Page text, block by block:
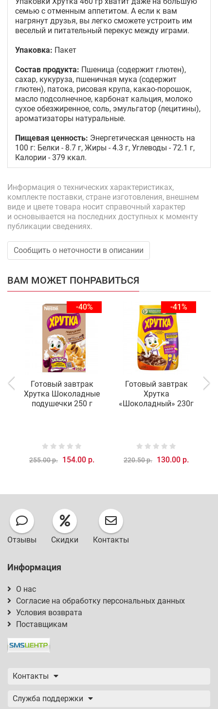
семью с отменным аппетитом. А если к вам
нагрянут друзья, вы легко сможете устроить им
веселый и питательный перекус между играми.
Упаковка: Пакет
Состав продукта: Пшеница (содержит глютен),
сахар, кукуруза, пшеничная мука (содержит
глютен), патока, рисовая крупа, какао-порошок,
масло подсолнечное, карбонат кальция, молоко
сухое обезжиренное, соль, эмульгатор (лецитины),
ароматизаторы натуральные.
Пищевая ценность: Энергетическая ценность на
100 г: Белки - 8.7 г, Жиры - 4.3 г, Углеводы - 72.1 г,
Калории - 379 ккал.
Информация о технических характеристиках,
комплекте поставки, стране изготовления, внешнем
виде и цвете товара носит справочный характер
и основывается на последних доступных к моменту
публикации сведениях.
Сообщить о неточности в описании
ВАМ МОЖЕТ ПОНРАВИТЬСЯ
-40%
Готовый завтрак
Хрутка Шоколадные
подушечки 250 г
255.00 р. 154.00 р.
-41%
Готовый завтрак
Хрутка
«Шоколадный» 230г
220.50 р. 130.00 р.
Отзывы Скидки Контакты
Информация
О нас
Согласие на обработку персональных данных
Условия возврата
Поставщикам
Контакты
Служба поддержки